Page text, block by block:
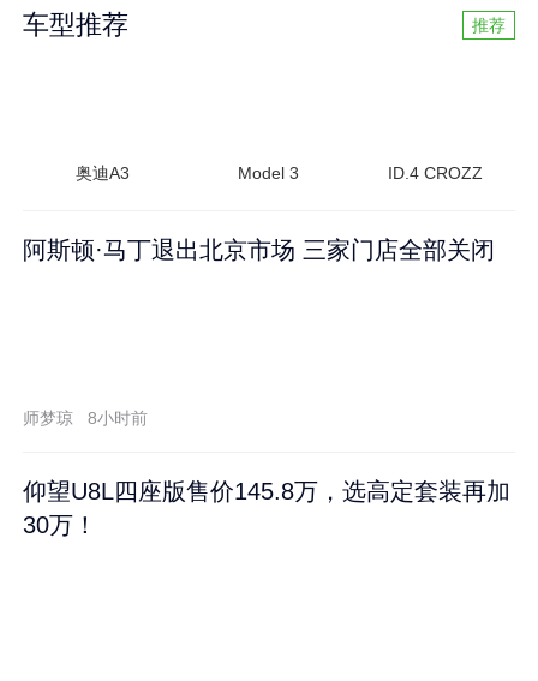
车型推荐 推荐
奥迪A3 Model 3 ID.4 CROZZ
阿斯顿·马丁退出北京市场 三家门店全部关闭
师梦琼 8小时前
仰望U8L四座版售价145.8万，选高定套装再加
30万！